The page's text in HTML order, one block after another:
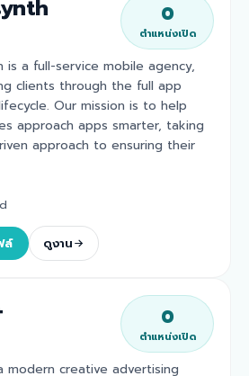
0
ตำแหน่งเปิด
is a full-service mobile agency,
clients through the full app
Our mission is to help
approach apps smarter, taking
approach to ensuring their
ล์ ดูงาน
0
ตำแหน่งเปิด
modern creative advertising